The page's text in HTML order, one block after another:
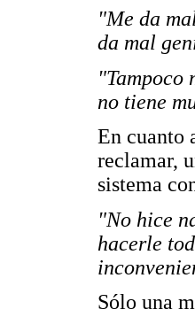
"Me da
da mal
"Tampoco
no tiene
En cuanto
reclamar,
sistema
"No hice
hacerle
Sólo una